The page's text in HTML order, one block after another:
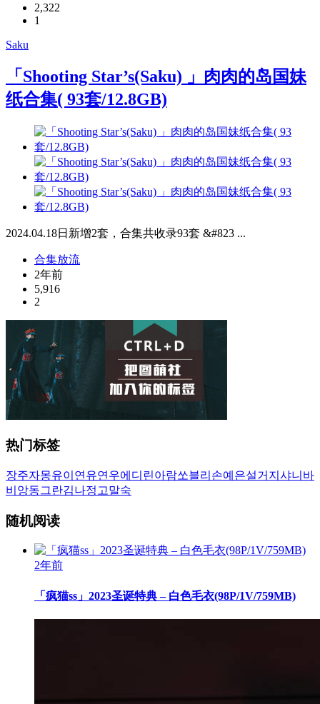
2,322
1
Saku
「Shooting Star’s(Saku) 」肉肉的岛国妹
纸合集( 93套/12.8GB)
2024.04.18日新增2套，合集共收录93套 &#823 ...
合集放流
2年前
5,916
2
热门标签
장주자몽유이 연유연우에디린아람쏘블리 손예은설거지 샤니 바
비앙동그란김나정 고말숙
随机阅读
2年前
「疯猫ss」2023圣诞特典 – 白色毛衣(98P/1V/759MB)